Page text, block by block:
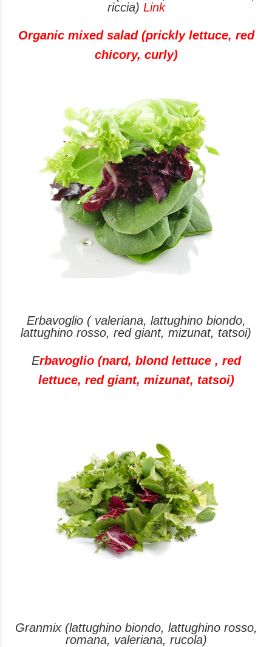
riccia) Link
Organic mixed salad (prickly lettuce, red
chicory, curly)
Erbavoglio ( valeriana, lattughino biondo,
lattughino rosso, red giant, mizunat, tatsoi)
Erbavoglio(nard, blond lettuce , red
lettuce, red giant, mizunat, tatsoi)
Granmix (lattughino biondo, lattughino rosso,
romana, valeriana, rucola)